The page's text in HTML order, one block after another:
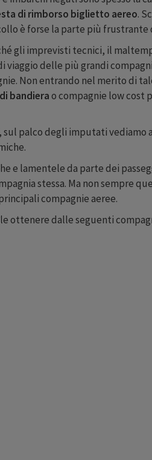
di rimborso biglietto aereo.
è forse la parte più frustrante
gli imprevisti tecnici, il
delle più grandi
Non entrando nel merito di
bandierao compagnie low cost
palco degli imputati
e lamentele da parte dei
stessa. Ma non sempre
compagnie aeree.
ottenere dalle seguenti